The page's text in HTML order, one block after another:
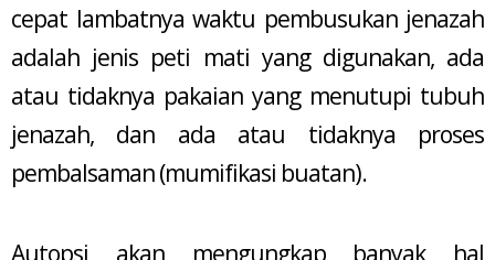
cepat lambatnya waktu pembusukan jenazah
adalah jenis peti mati yang digunakan, ada
atau tidaknya pakaian yang menutupi tubuh
jenazah, dan ada atau tidaknya proses
pembalsaman (mumifikasi buatan).
Autopsi akan mengungkap banyak hal